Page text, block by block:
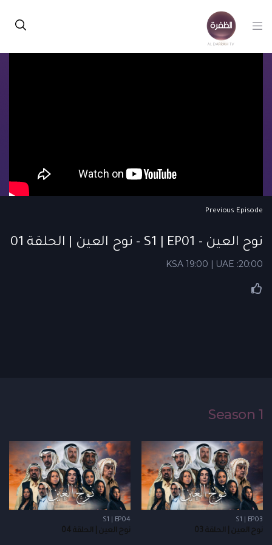
Previous Episode
نوح العين - S1 | EP01 - نوح العين | الحلقة 01
KSA 19:00 | UAE :20:00
Season 1
S1 | EP03
نوح العين | الحلقة 03
S1 | EP04
نوح العين | الحلقة 04